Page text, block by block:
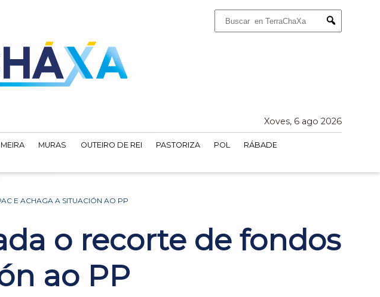
Submit
Xoves, 6 ago 2026
MEIRA MURAS OUTEIRO DE REI PASTORIZA POL
RÁBADE
E ACHAGA A SITUACIÓN AO PP
o recorte de fondos
ao PP